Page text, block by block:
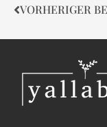
VORHERIGER